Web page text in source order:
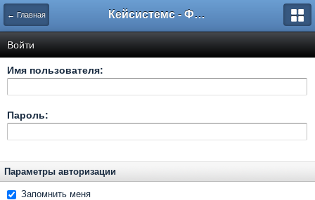
← Главная Кейсистемс - Форумы
Войти
Имя пользователя:
Пароль:
Параметры авторизации
Запомнить меня